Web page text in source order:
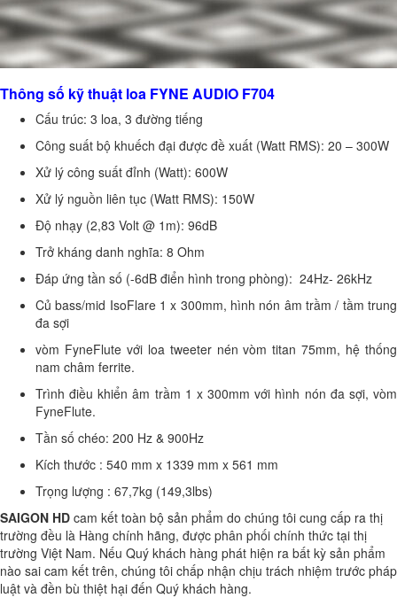
Thông số kỹ thuật loa FYNE AUDIO F704
Cấu trúc: 3 loa, 3 đường tiếng
Công suất bộ khuếch đại được đề xuất (Watt RMS): 20 – 300W
Xử lý công suất đỉnh (Watt): 600W
Xử lý nguồn liên tục (Watt RMS): 150W
Độ nhạy (2,83 Volt @ 1m): 96dB
Trở kháng danh nghĩa: 8 Ohm
Đáp ứng tần số (-6dB điển hình trong phòng): 24Hz- 26kHz
Củ bass/mid IsoFlare 1 x 300mm, hình nón âm trầm / tầm trung
đa sợi
vòm FyneFlute với loa tweeter nén vòm titan 75mm, hệ thống
nam châm ferrite.
Trình điều khiển âm trầm 1 x 300mm với hình nón đa sợi, vòm
FyneFlute.
Tần số chéo: 200 Hz & 900Hz
Kích thước : 540 mm x 1339 mm x 561 mm
Trọng lượng : 67,7kg (149,3lbs)
SAIGON HD cam kết toàn bộ sản phẩm do chúng tôi cung cấp ra thị
trường đều là Hàng chính hãng, được phân phối chính thức tại thị
trường Việt Nam. Nếu Quý khách hàng phát hiện ra bất kỳ sản phẩm
nào sai cam kết trên, chúng tôi chấp nhận chịu trách nhiệm trước pháp
luật và đền bù thiệt hại đến Quý khách hàng.